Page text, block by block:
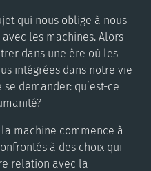
qui nous oblige à nous
les machines. Alors
dans une ère où les
intégrées dans notre vie
demander: qu’est-ce
machine commence à
à des choix qui
relation avec la